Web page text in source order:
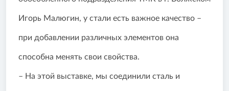
Игорь Малюгин, у стали есть важное качество –
при добавлении различных элементов она
способна менять свои свойства.
– На этой выставке, мы соединили сталь и